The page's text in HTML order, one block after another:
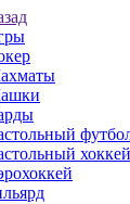
хоккей